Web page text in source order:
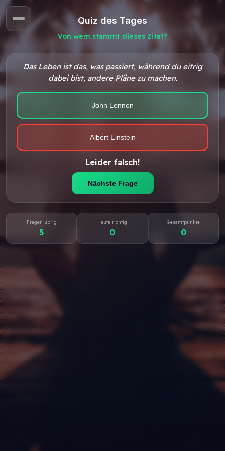
Quiz des Tages
Von wem stammt dieses Zitat?
Das Leben ist das, was passiert, während du eifrig
dabei bist, andere Pläne zu machen.
John Lennon
Albert Einstein
Leider falsch!
Nächste Frage
Fragen übrig
5
Heute richtig
0
Gesamtpunkte
0